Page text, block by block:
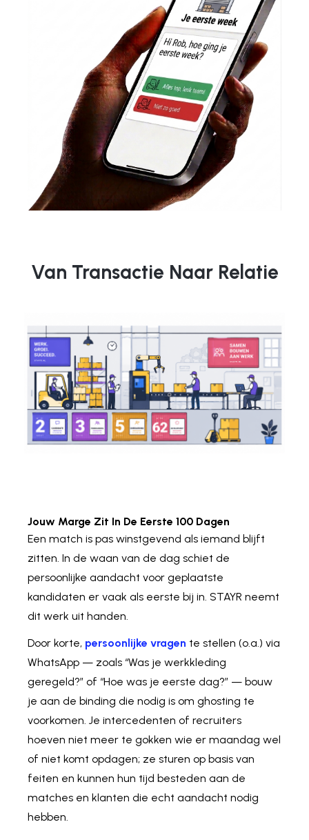
Van Transactie Naar Relatie
Jouw Marge Zit In De Eerste 100 Dagen
Een match is pas winstgevend als iemand blijft
zitten. In de waan van de dag schiet de
persoonlijke aandacht voor geplaatste
kandidaten er vaak als eerste bij in. STAYR neemt
dit werk uit handen.
Door korte, persoonlijke vragen te stellen (o.a.) via
WhatsApp — zoals “Was je werkkleding
geregeld?” of “Hoe was je eerste dag?” — bouw
je aan de binding die nodig is om ghosting te
voorkomen. Je intercedenten of recruiters
hoeven niet meer te gokken wie er maandag wel
of niet komt opdagen; ze sturen op basis van
feiten en kunnen hun tijd besteden aan de
matches en klanten die echt aandacht nodig
hebben.